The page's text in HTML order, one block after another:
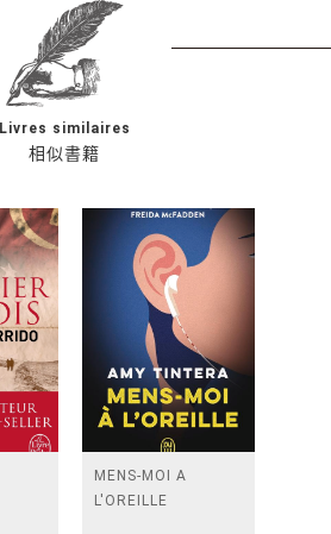
相似書籍
Livres similaires
MENS-MOI A
L'OREILLE